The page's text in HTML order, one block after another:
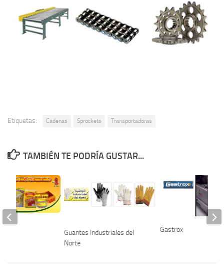
Etiquetas: Cadenas Sprockets Transportadoras
TAMBIÉN TE PODRÍA GUSTAR...
Guantes Industriales del
Norte
Gastrox